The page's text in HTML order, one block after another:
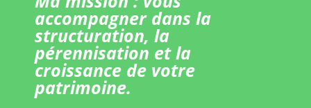
accompagner dans la
structuration, la
pérennisation et la
croissance de votre
patrimoine.